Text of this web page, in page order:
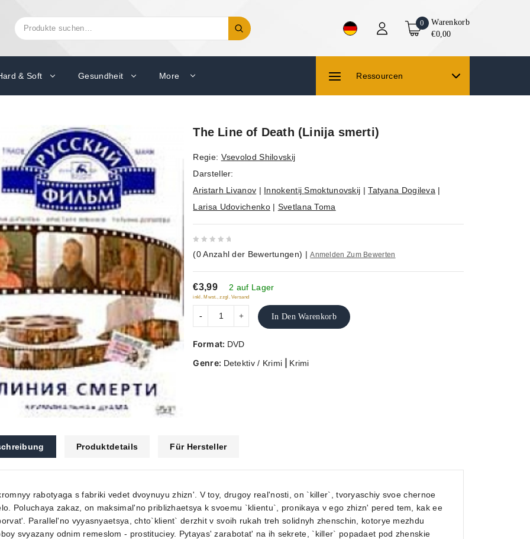
Suchen
nach:
0
Warenkorb
€0,00
& Soft Gesundheit More Ressourcen
The Line of Death (Linija smerti)
Regie: Vsevolod Shilovskij
Darsteller:
Aristarh Livanov | Innokentij Smoktunovskij |Tatyana Dogileva |
Larisa Udovichenko| Svetlana Toma
out
of
5
(0Anzahl der Bewertungen) | Anmelden Zum Bewerten
€3,99 2 auf Lager
inkl. Mwst., zzgl. Versand
In Den Warenkorb
Format: DVD
Genre: Detektiv / Krimi Krimi
Produktdetails Für Hersteller
rabotyaga s fabriki vedet dvoynuyu zhizn'. V toy, drugoy real'nosti, on `killer`, tvoryaschiy svoe chernoe
Poluchaya zakaz, on maksimal'no priblizhaetsya k svoemu `klientu`, pronikaya v ego zhizn' pered tem, kak ee
Parallel'no vyyasnyaetsya, chto`klient` derzhit v svoih rukah treh solidnyh zhenschin, kotorye mezhdu
svyazany odnim remeslom - prostituciey. Pytayas' zarabotat' na ih sekrete, `killer` popadaet pod zhenskie